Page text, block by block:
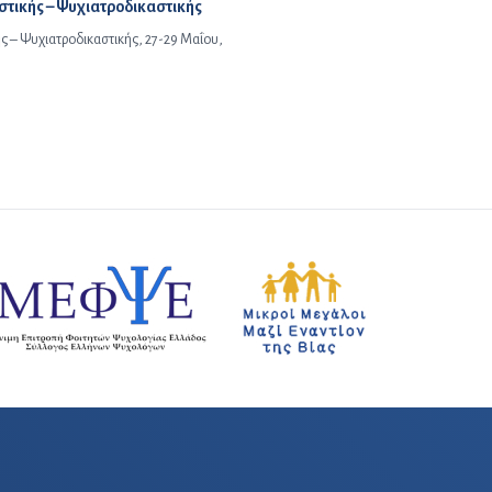
– Ψυχιατροδικαστικής
– Ψυχιατροδικαστικής, 27-29 Μαΐου,